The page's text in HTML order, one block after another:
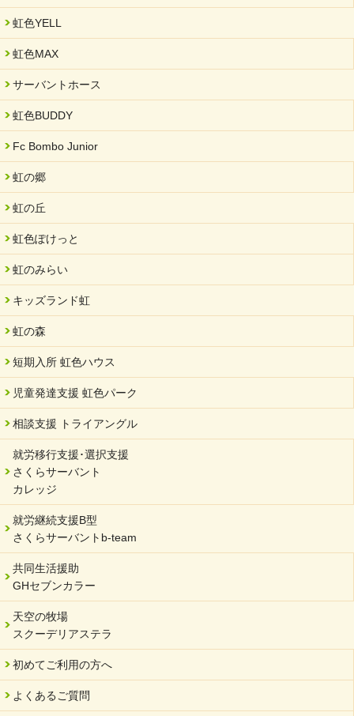
「可児の企業魅力発見フェア」に出展しました
就労継続支援B型「エコボール」事業を始めました
2024/09/10
2024/08/26
2024/08/01
夏休み学習支援・可茂自悠学舎
2024/07/03
中部学院大学「現代福祉マネジメント」ゲスト講師
2024/04/17
SDGs発表会・研修会
2024/04/05
中学生向けのフリースクール「可茂自悠学舎」開設
2024/04/01
を開催しました。
2024/02/20
2024/02/02
岐阜県 ワーク・ライフ・バランス推進エクセレント企業認定
2024/01/15
令和6年能登半島地震被災者支援において
2023/12/29
年末年始のお知らせ
2023/12/18
北方支店・保護者交流会「収穫祭」
2023/11/08
オンラインショップを開設しました
2023/10/20
「可児の企業魅力発見フェア」に出展しました
虹色YELL
虹色MAX
サーバントホース
虹色BUDDY
Fc Bombo Junior
虹の郷
虹の丘
虹色ぽけっと
虹のみらい
キッズランド虹
虹の森
短期入所 虹色ハウス
児童発達支援 虹色パーク
相談支援 トライアングル
就労移行支援･選択支援
さくらサーバント
カレッジ
就労継続支援B型
さくらサーバントb-team
共同生活援助
GHセブンカラー
天空の牧場
スクーデリアステラ
初めてご利用の方へ
よくあるご質問